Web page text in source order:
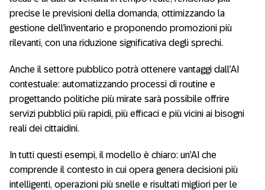
precise le previsioni della domanda, ottimizzando la
gestione dell’inventario e proponendo promozioni più
rilevanti, con una riduzione significativa degli sprechi.
Anche il settore pubblico potrà ottenere vantaggi dall’AI
contestuale: automatizzando processi di routine e
progettando politiche più mirate sarà possibile offrire
servizi pubblici più rapidi, più efficaci e più vicini ai bisogni
reali dei cittaidini.
In tutti questi esempi, il modello è chiaro: un’AI che
comprende il contesto in cui opera genera decisioni più
intelligenti, operazioni più snelle e risultati migliori per le